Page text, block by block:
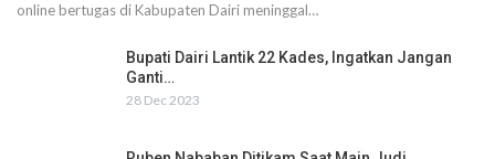
online bertugas di Kabupaten Dairi meninggal…
Bupati Dairi Lantik 22 Kades, Ingatkan Jangan
Ganti…
28 Dec 2023